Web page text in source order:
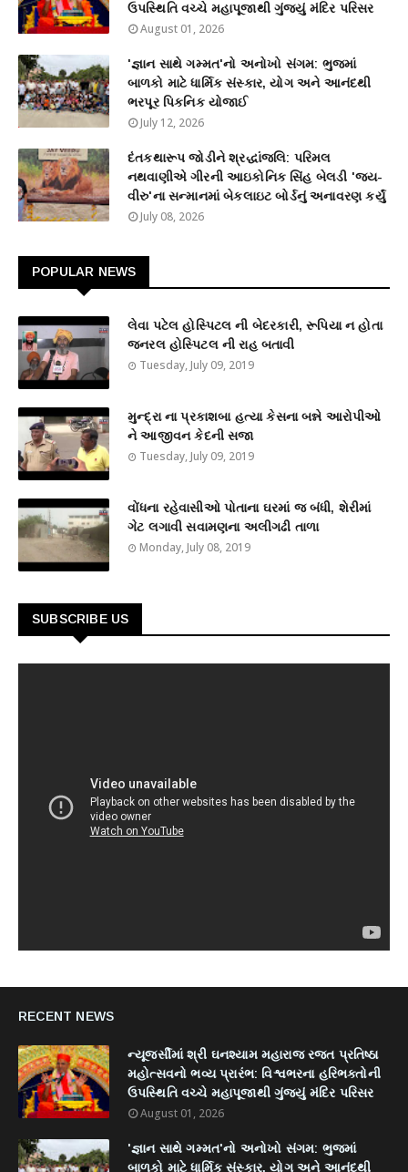
ઉપસ્થિતિ વચ્ચે મહાપૂજાથી ગુંજ્યું મંદિર પરિસર
August 01, 2026
'જ્ઞાન સાથે ગમ્મત'નો અનોખો સંગમ: ભુજમાં
બાળકો માટે ધાર્મિક સંસ્કાર, યોગ અને આનંદથી
ભરપૂર પિકનિક યોજાઈ
July 12, 2026
દંતકથારૂપ જોડીને શ્રદ્ધાંજલિ: પરિમલ
નથવાણીએ ગીરની આઇકોનિક સિંહ બેલડી 'જય-
વીરુ'ના સન્માનમાં બેકલાઇટ બોર્ડનું અનાવરણ કર્યું
July 08, 2026
POPULAR NEWS
લેવા પટેલ હોસ્પિટલ ની બેદરકારી, રૂપિયા ન હોતા
જનરલ હોસ્પિટલ ની રાહ બતાવી
Tuesday, July 09, 2019
મુન્દ્રા ના પ્રકાશબા હત્યા કેસના બન્ને આરોપીઓ
ને આજીવન કેદની સજા
Tuesday, July 09, 2019
વોંધના રહેવાસીઓ પોતાના ઘરમાં જ બંધી, શેરીમાં
ગેટ લગાવી સવામણના અલીગઢી તાળા
Monday, July 08, 2019
SUBSCRIBE US
RECENT NEWS
ન્યૂજર્સીમાં શ્રી ઘનશ્યામ મહારાજ રજત પ્રતિષ્ઠા
મહોત્સવનો ભવ્ય પ્રારંભ: વિશ્વભરના હરિભક્તોની
ઉપસ્થિતિ વચ્ચે મહાપૂજાથી ગુંજ્યું મંદિર પરિસર
August 01, 2026
'જ્ઞાન સાથે ગમ્મત'નો અનોખો સંગમ: ભુજમાં
બાળકો માટે ધાર્મિક સંસ્કાર, યોગ અને આનંદથી